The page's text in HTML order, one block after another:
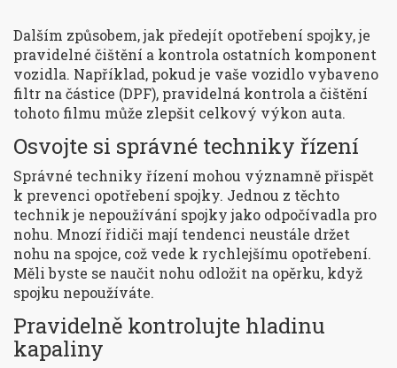
Dalším způsobem, jak předejít opotřebení spojky, je
pravidelné čištění a kontrola ostatních komponent
vozidla. Například, pokud je vaše vozidlo vybaveno
filtr na částice (DPF), pravidelná kontrola a čištění
tohoto filmu může zlepšit celkový výkon auta.
Osvojte si správné techniky řízení
Správné techniky řízení mohou významně přispět
k prevenci opotřebení spojky. Jednou z těchto
technik je nepoužívání spojky jako odpočívadla pro
nohu. Mnozí řidiči mají tendenci neustále držet
nohu na spojce, což vede k rychlejšímu opotřebení.
Měli byste se naučit nohu odložit na opěrku, když
spojku nepoužíváte.
Pravidelně kontrolujte hladinu
kapaliny